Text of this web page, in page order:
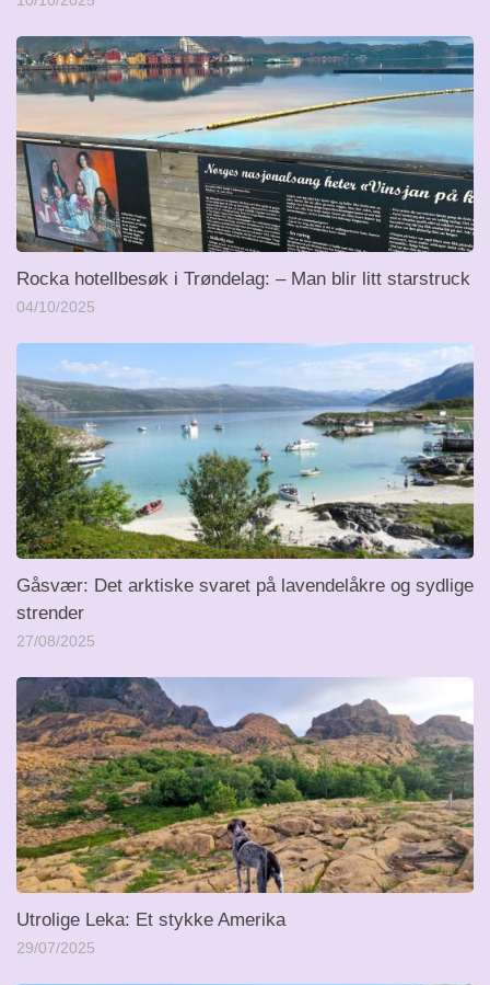
Rocka hotellbesøk i Trøndelag: – Man blir litt starstruck
04/10/2025
Gåsvær: Det arktiske svaret på lavendelåkre og sydlige
strender
27/08/2025
Utrolige Leka: Et stykke Amerika
29/07/2025